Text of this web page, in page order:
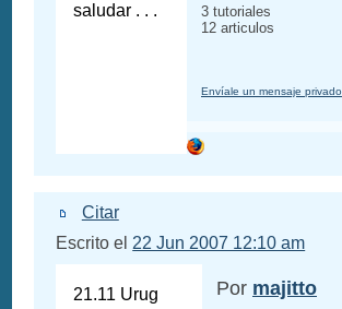
saludar . . .
3 tutoriales
12 articulos
Envíale un mensaje privado
Citar
Escrito el 22 Jun 2007 12:10 am
21.11 Urug Por majitto